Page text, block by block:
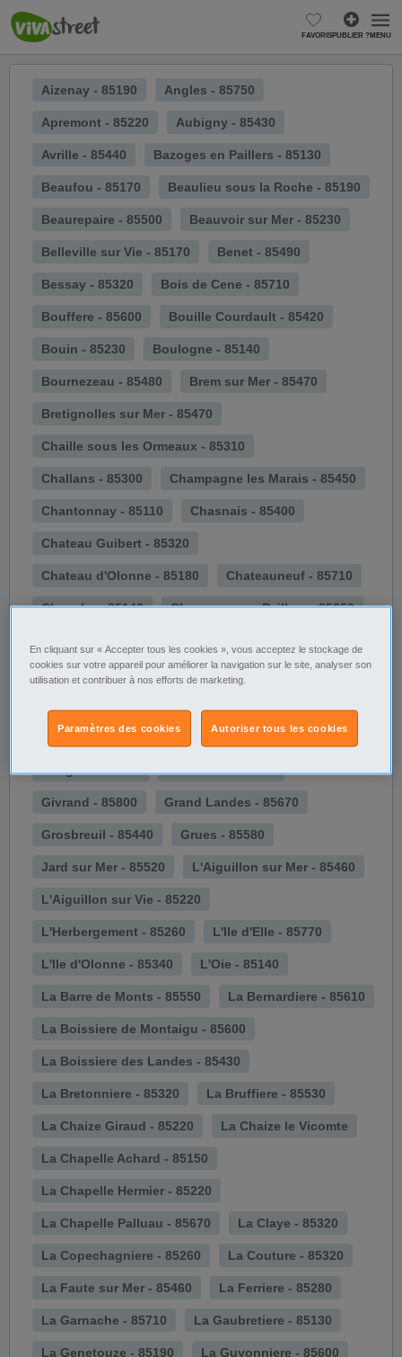
FAVORISPUBLIER ?MENU
Aizenay - 85190 Angles - 85750
Apremont - 85220 Aubigny - 85430
Avrille - 85440 Bazoges en Paillers - 85130
Beaufou - 85170 Beaulieu sous la Roche - 85190
Beaurepaire - 85500 Beauvoir sur Mer - 85230
Belleville sur Vie - 85170 Benet - 85490
Bessay - 85320 Bois de Cene - 85710
Bouffere - 85600 Bouille Courdault - 85420
Bouin - 85230 Boulogne - 85140
Bournezeau - 85480 Brem sur Mer - 85470
Bretignolles sur Mer - 85470
Chaille sous les Ormeaux - 85310
Challans - 85300 Champagne les Marais - 85450
Chantonnay - 85110 Chasnais - 85400
Chateau Guibert - 85320
Chateau d'Olonne - 85180 Chateauneuf - 85710
Chauche - 85140 Chavagnes en Paillers - 85250
Corpe - 85320 Cugand - 85610
Fougere - 85480 Froidfond - 85300
Givrand - 85800 Grand Landes - 85670
Grosbreuil - 85440 Grues - 85580
Jard sur Mer - 85520 L'Aiguillon sur Mer - 85460
L'Aiguillon sur Vie - 85220
L'Herbergement - 85260 L'Ile d'Elle - 85770
L'Ile d'Olonne - 85340 L'Oie - 85140
La Barre de Monts - 85550 La Bernardiere - 85610
La Boissiere de Montaigu - 85600
La Boissiere des Landes - 85430
La Bretonniere - 85320 La Bruffiere - 85530
La Chaize Giraud - 85220 La Chaize le Vicomte
La Chapelle Achard - 85150
La Chapelle Hermier - 85220
La Chapelle Palluau - 85670 La Claye - 85320
La Copechagniere - 85260 La Couture - 85320
La Faute sur Mer - 85460 La Ferriere - 85280
La Garnache - 85710 La Gaubretiere - 85130
La Genetouze - 85190 La Guyonniere - 85600
En cliquant sur « Accepter tous les cookies », vous acceptez le stockage de
cookies sur votre appareil pour améliorer la navigation sur le site, analyser son
utilisation et contribuer à nos efforts de marketing.
Autoriser tous les cookies
Paramètres des cookies